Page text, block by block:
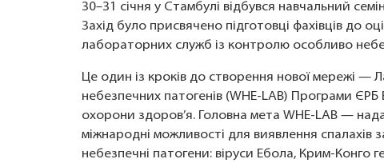
30–31 січня у Стамбулі відбувся навчальний
Захід було присвячено підготовці фахівців до
лабораторних служб із контролю особливо
Це один із кроків до створення нової мережі —
небезпечних патогенів (WHE-LAB) Програми ЄРБ
охорони здоров’я. Головна мета WHE-LAB —
міжнародні можливості для виявлення
небезпечні патогени: віруси Ебола, Крим-Конго